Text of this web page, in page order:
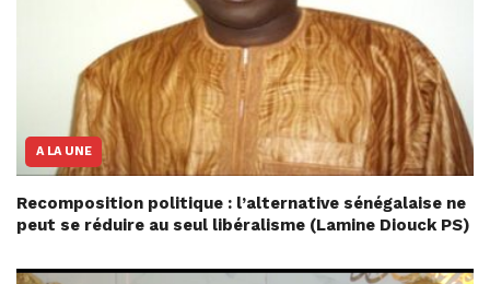
A LA UNE
Recomposition politique : l’alternative sénégalaise ne
peut se réduire au seul libéralisme (Lamine Diouck PS)